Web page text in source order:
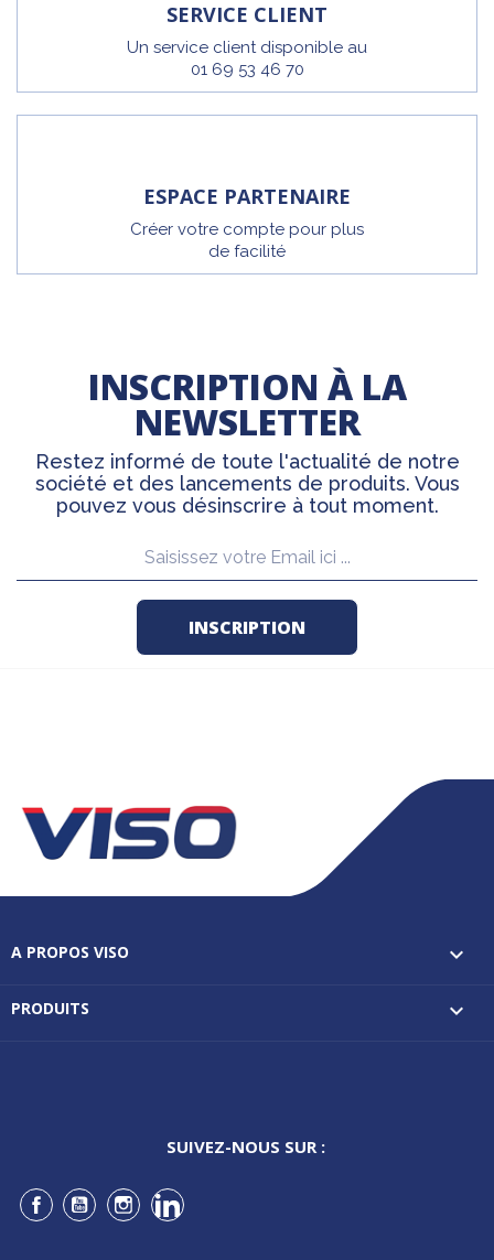
SERVICE CLIENT
Un service client disponible au
01 69 53 46 70
ESPACE PARTENAIRE
Créer votre compte pour plus
de facilité
INSCRIPTION À LA
NEWSLETTER
Restez informé de toute l'actualité de notre
société et des lancements de produits. Vous
pouvez vous désinscrire à tout moment.
A PROPOS VISO 
PRODUITS 
SUIVEZ-NOUS SUR :
Facebook
YouTubeInstagramLinkedIn